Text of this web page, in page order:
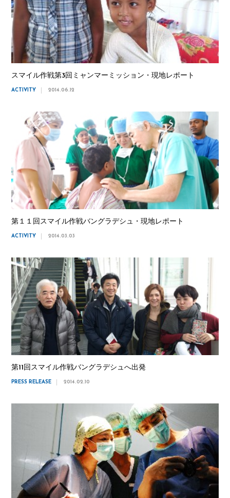
スマイル作戦第3回ミャンマーミッション・現地レポート
ACTIVITY 2014.06.12
第１１回スマイル作戦バングラデシュ・現地レポート
ACTIVITY 2014.03.03
第11回スマイル作戦バングラデシュへ出発
PRESS RELEASE 2014.02.10